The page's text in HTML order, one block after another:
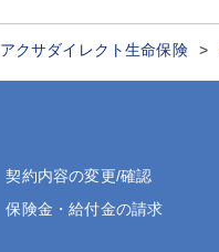
アクサダイレクト生命保険
契約内容の変更/確認
保険金・給付金の請求